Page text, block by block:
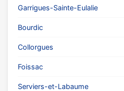
Garrigues-Sainte-Eulalie
Bourdic
Collorgues
Foissac
Serviers-et-Labaume